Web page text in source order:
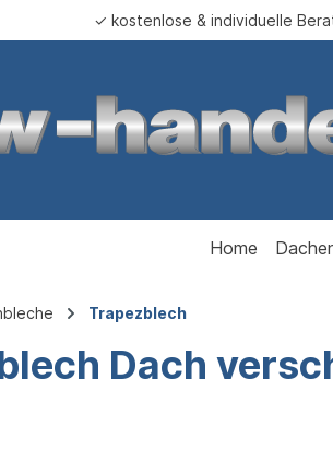
springen
✓ kostenlose & individuelle
Home
Trapezblech
Dach